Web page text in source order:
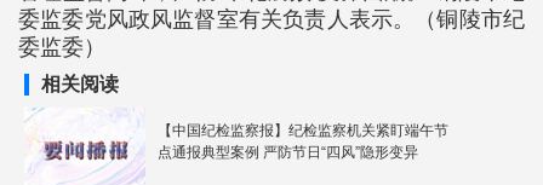
委监委党风政风监督室有关负责人表示。（铜陵市纪
委监委）
相关阅读
【中国纪检监察报】纪检监察机关紧盯端午节
点通报典型案例 严防节日“四风”隐形变异